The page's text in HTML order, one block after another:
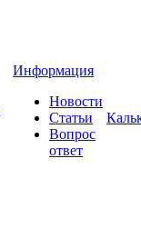
Информация
Новости
Статьи
Вопрос
ответ